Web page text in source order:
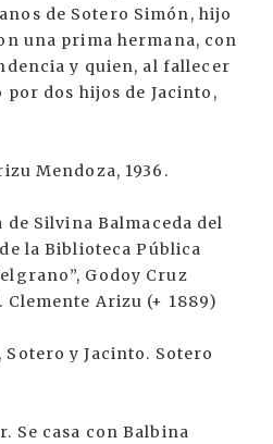
de Sotero Simón, hijo
una prima hermana, con
y quien, al fallecer
por dos hijos de Jacinto,
Mendoza, 1936.
Silvina Balmaceda del
la Biblioteca Pública
Godoy Cruz
Clemente Arizu (+ 1889)
y Jacinto. Sotero
Se casa con Balbina